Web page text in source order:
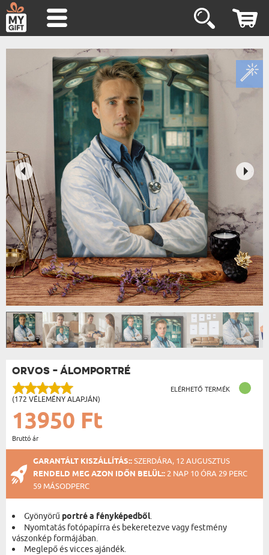
ORVOS - ÁLOMPORTRÉ
(172 VÉLEMÉNY ALAPJÁN)
ELÉRHETŐ TERMÉK
13950 Ft
Bruttó ár
GARANTÁLT KISZÁLLÍTÁS::SZERDÁRA, 12 AUGUSZTUS
RENDELD MEG AZON IDŐN BELÜL:: 2 NAP 10 ÓRA 29 PERC
58 MÁSODPERC
Gyönyörű portré a fényképedből.
Nyomtatás fotópapírra és bekeretezve vagy festmény
vászonkép formájában.
Meglepő és vicces ajándék.